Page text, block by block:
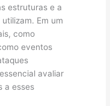
estruturas e a
Em um
como
eventos
avaliar
a esses